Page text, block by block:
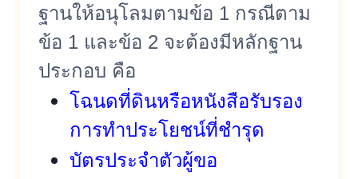
ฐานให้อนุโลมตามข้อ 1 กรณีตาม
ข้อ 1 และข้อ 2 จะต้องมีหลักฐาน
ประกอบ คือ
โฉนดที่ดินหรือหนังสือรับรอง
การทำประโยชน์ที่ชำรุด
บัตรประจำตัวผู้ขอ